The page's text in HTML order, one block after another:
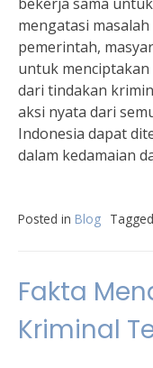
mengatasi
pemerintah,
untuk
dari tindakan
aksi nyata dari
Indonesia dapat
dalam kedamaian
Posted in Blog Tagged
Fakta
Kriminal